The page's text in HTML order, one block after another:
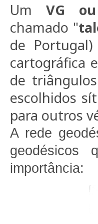
Um VG
chamado "
de
cartográfica
de
escolhidos
para outros
A rede
importância: